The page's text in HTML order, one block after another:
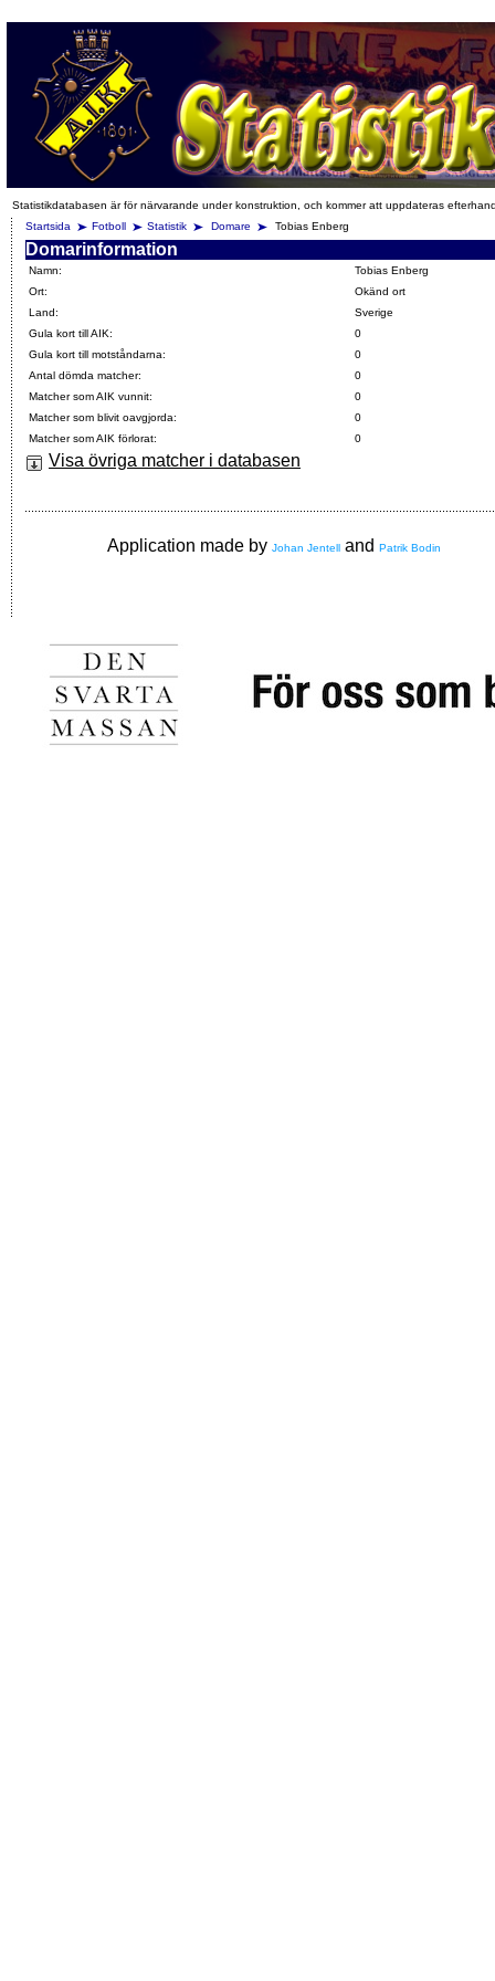
Statistikdatabasen är för närvarande under konstruktion, och kommer att uppdateras
Startsida
Fotboll Statistik Domare Tobias Enberg
Domarinformation
Namn:
Tobias Enberg
Ort:
Okänd ort
Land:
Sverige
Gula kort till AIK:
0
Gula kort till motståndarna:
0
Antal dömda matcher:
0
Matcher som AIK vunnit:
0
Matcher som blivit oavgjorda:
0
Matcher som AIK förlorat:
0
Visa övriga matcher i databasen
Application made by Johan Jentell and Patrik Bodin